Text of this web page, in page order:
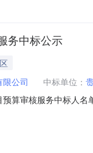
务中标公示
公司 中标单位：
算审核服务中标人
智诚建科